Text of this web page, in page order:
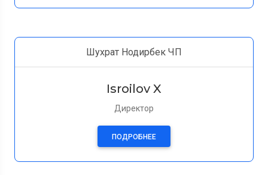
Шухрат Нодирбек ЧП
Isroilov X
Директор
ПОДРОБНЕЕ